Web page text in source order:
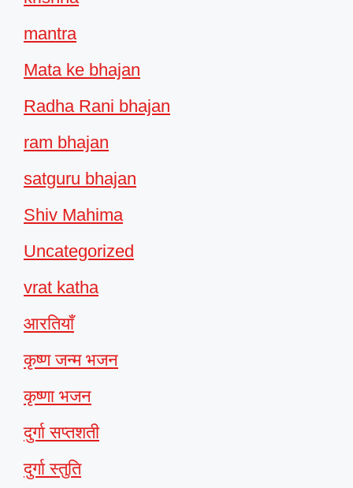
mantra
Mata ke bhajan
Radha Rani bhajan
ram bhajan
satguru bhajan
Shiv Mahima
Uncategorized
vrat katha
आरतियाँ
कृष्ण जन्म भजन
कृष्णा भजन
दुर्गा सप्तशती
दुर्गा स्तुति